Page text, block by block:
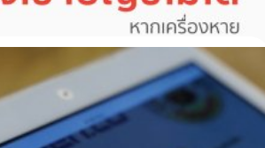
อ Creden ทำระบบยืนยันเอกสาร
มแปลงไม่ได้ 100%